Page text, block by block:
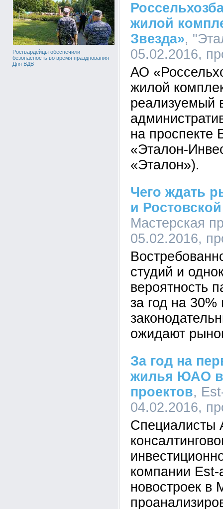
Росгвардейцы обеспечили
безопасность во время празднования
Дня ВДВ
жилой
Звезда»,
05.02.2016,
АО
жилой
реализуемый
на проспекте
«Эталон-
«Эталон»).
Чего ждать
и
Мастерская
05.02.2016,
студий и
вероятность
за год на
ожидают
За год на
жилья ЮАО
проектов,
04.02.2016,
Специалисты
компании
новостроек в